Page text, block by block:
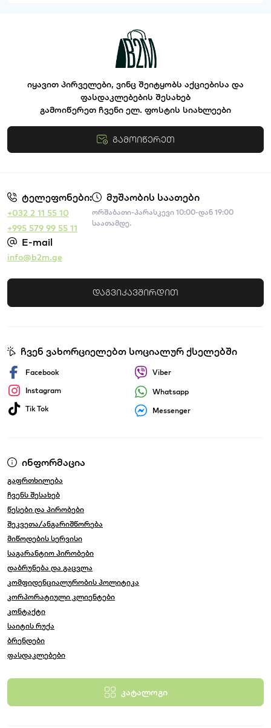
იყავით პირველები, ვინც შეიტყობს აქციებისა და
ფასდაკლებების შესახებ
გამოიწერეთ ჩვენი ელ. ფოსტის სიახლეები
გამოიწერეთ
წესები და პირობები
ტელეფონები:
+032 2 11 55 10
+995 579 99 55 11
მუშაობის საათები
ორშაბათი-პარასკევი 10:00-დან 19:00
საათამდე.
E-mail
info@b2m.ge
დაგვიკავშირდით
ინფორმაცია
გაფრთხილება
ჩვენს შესახებ
წესები და პირობები
შეკვეთა/ანგარიშწორება
მიწოდების სერვისი
საგარანტიო პირობები
დაბრუნება და გაცვლა
კომფიდენციალურობის პოლიტიკა
კორპორატიული კლიენტები
კონტაქტი
საიტის რუქა
ბრენდები
ფასდაკლებები
კატალოგი
ჩვენ ვახორციელებთ სოციალურ ქსელებში
Facebook
Instagram
Tik Tok
Viber
Whatsapp
Messenger